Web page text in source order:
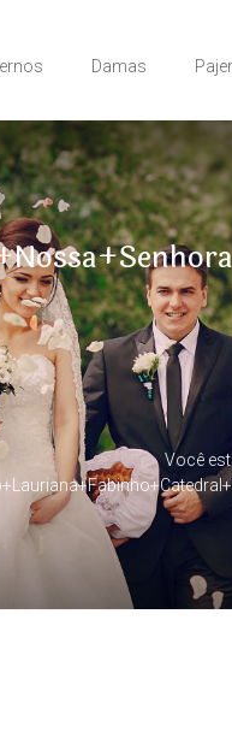
Damas
Você